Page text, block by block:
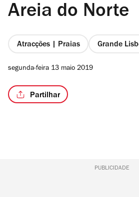
Areia do Norte
Atracções | Praias Grande
segunda-feira 13 maio 2019
Partilhar
PUBLICIDADE